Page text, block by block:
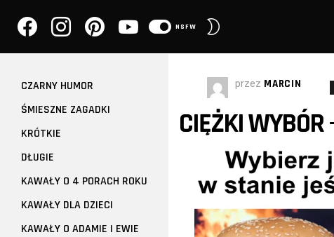
NSFW
przez MARCIN
CIĘŻKI WYBÓR
CZARNY HUMOR
ŚMIESZNE ZAGADKI
KRÓTKIE
DŁUGIE
KAWAŁY O 4 PORACH ROKU
KAWAŁY DLA DZIECI
KAWAŁY O ADAMIE I EWIE